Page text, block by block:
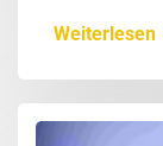
Weiterlesen